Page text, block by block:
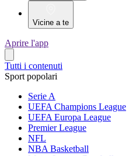
Vicine a te
Aprire l'app
Tutti i contenuti
Sport popolari
Serie A
UEFA Champions League
UEFA Europa League
Premier League
NFL
NBA Basketball